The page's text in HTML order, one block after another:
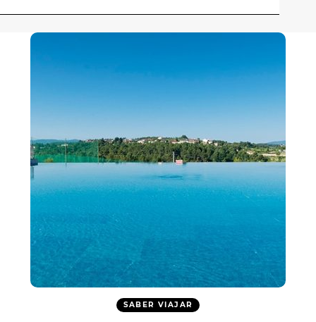
SABER VIAJAR